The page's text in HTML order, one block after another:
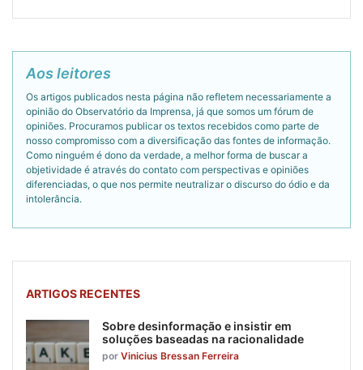
Aos leitores
Os artigos publicados nesta página não refletem necessariamente a
opinião do Observatório da Imprensa, já que somos um fórum de
opiniões. Procuramos publicar os textos recebidos como parte de
nosso compromisso com a diversificação das fontes de informação.
Como ninguém é dono da verdade, a melhor forma de buscar a
objetividade é através do contato com perspectivas e opiniões
diferenciadas, o que nos permite neutralizar o discurso do ódio e da
intolerância.
ARTIGOS RECENTES
Sobre desinformação e insistir em
soluções baseadas na racionalidade
por Vinicius Bressan Ferreira